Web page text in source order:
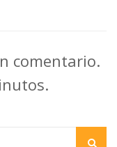
comentario.